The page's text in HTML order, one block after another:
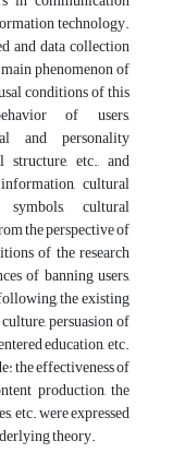
technology.
and data collection
phenomenon of
conditions of this
of users,
and personality
etc., and
cultural
cultural
the perspective of
of the research
of banning users,
the existing
persuasion of
education, etc.
the effectiveness of
production, the
etc. were expressed
theory.